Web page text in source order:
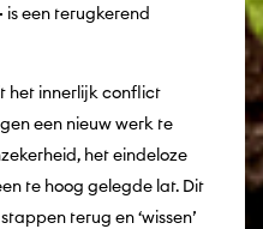
een terugkerend
het innerlijk conflict
een nieuw werk te
het eindeloze
te hoog gelegde lat. Dit
terug en ‘wissen’